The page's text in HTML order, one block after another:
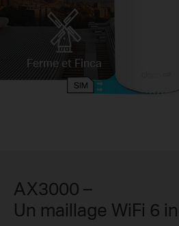
Ferme et Finca
AX3000 –
Un maillage WiFi 6